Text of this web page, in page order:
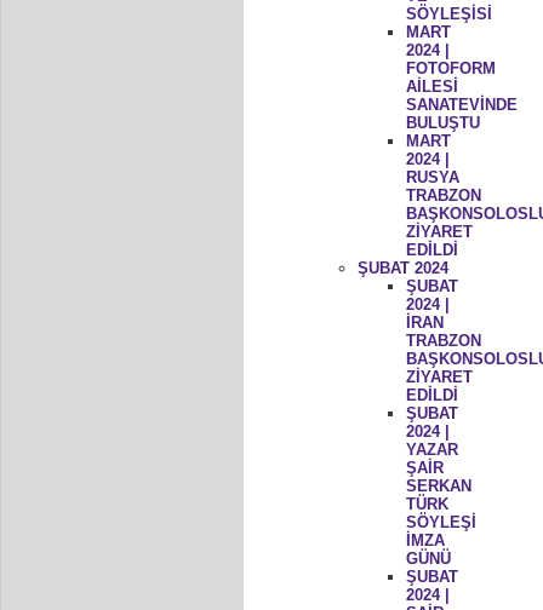
SÖYLEŞİSİ
MART
2024 |
FOTOFORM
AİLESİ
SANATEVİNDE
BULUŞTU
MART
2024 |
RUSYA
TRABZON
ZİYARET
EDİLDİ
ŞUBAT 2024
ŞUBAT
2024 |
İRAN
TRABZON
ZİYARET
EDİLDİ
ŞUBAT
2024 |
YAZAR
ŞAİR
SERKAN
TÜRK
SÖYLEŞİ
İMZA
GÜNÜ
ŞUBAT
2024 |